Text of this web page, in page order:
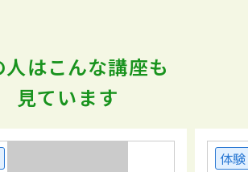
人はこんな講座も
見ています
体験